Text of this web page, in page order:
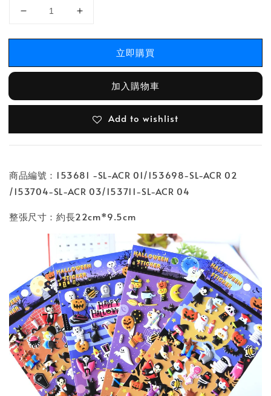
立即購買
加入購物車
Add to wishlist
商品編號：153681 -SL-ACR 01/153698-SL-ACR 02
/153704-SL-ACR 03/153711-SL-ACR 04
整張尺寸：約長22cm*9.5cm